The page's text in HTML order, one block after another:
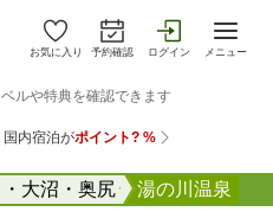
お気に入り 予約確認 ログイン メニュー
大沼・奥尻 湯の川温泉